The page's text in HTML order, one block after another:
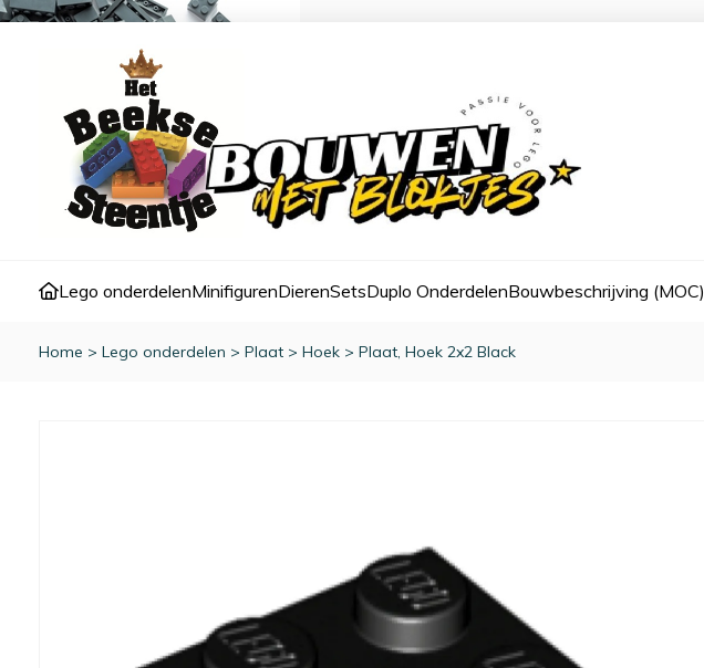
Lego onderdelenMinifigurenDierenSetsDuplo OnderdelenBouwbeschrijving (MOC)
Home > Lego onderdelen > Plaat > Hoek > Plaat, Hoek 2x2 Black